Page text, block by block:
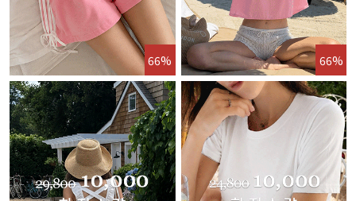
66% 66%